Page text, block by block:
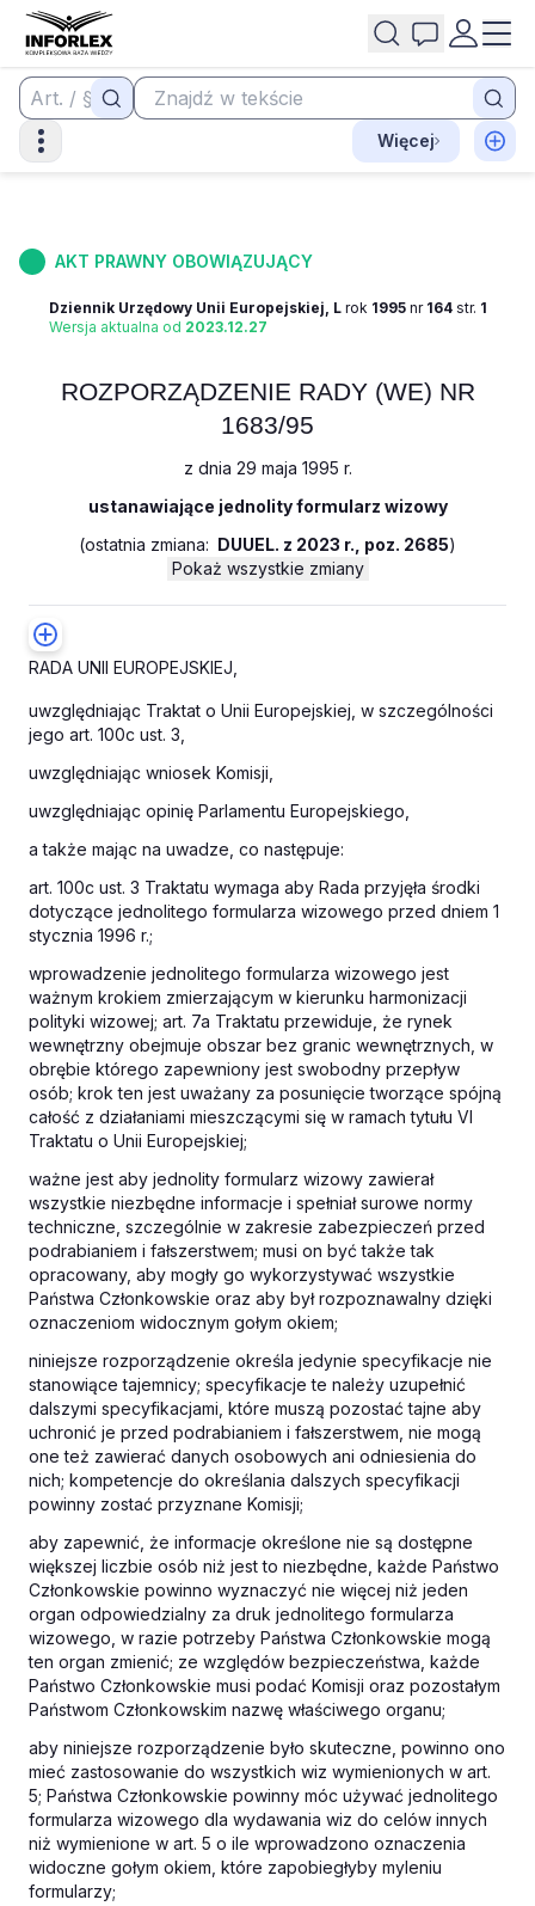
Więcej
AKT PRAWNY OBOWIĄZUJĄCY
Dziennik Urzędowy Unii Europejskiej, Lrok 1995nr 164str. 1
Wersja aktualna od 2023.12.27
ROZPORZĄDZENIE RADY (WE) NR
1683/95
z dnia 29 maja 1995 r.
ustanawiające jednolity formularz wizowy
(ostatnia zmiana: DUUEL. z 2023 r., poz. 2685)
Pokaż wszystkie zmiany
RADA UNII EUROPEJSKIEJ,
uwzględniając Traktat o Unii Europejskiej, w szczególności
jego art. 100c ust. 3,
uwzględniając wniosek Komisji,
uwzględniając opinię Parlamentu Europejskiego,
a także mając na uwadze, co następuje:
art. 100c ust. 3 Traktatu wymaga aby Rada przyjęła środki
dotyczące jednolitego formularza wizowego przed dniem 1
stycznia 1996 r.;
wprowadzenie jednolitego formularza wizowego jest
ważnym krokiem zmierzającym w kierunku harmonizacji
polityki wizowej; art. 7a Traktatu przewiduje, że rynek
wewnętrzny obejmuje obszar bez granic wewnętrznych, w
obrębie którego zapewniony jest swobodny przepływ
osób; krok ten jest uważany za posunięcie tworzące spójną
całość z działaniami mieszczącymi się w ramach tytułu VI
Traktatu o Unii Europejskiej;
ważne jest aby jednolity formularz wizowy zawierał
wszystkie niezbędne informacje i spełniał surowe normy
techniczne, szczególnie w zakresie zabezpieczeń przed
podrabianiem i fałszerstwem; musi on być także tak
opracowany, aby mogły go wykorzystywać wszystkie
Państwa Członkowskie oraz aby był rozpoznawalny dzięki
oznaczeniom widocznym gołym okiem;
niniejsze rozporządzenie określa jedynie specyfikacje nie
stanowiące tajemnicy; specyfikacje te należy uzupełnić
dalszymi specyfikacjami, które muszą pozostać tajne aby
uchronić je przed podrabianiem i fałszerstwem, nie mogą
one też zawierać danych osobowych ani odniesienia do
nich; kompetencje do określania dalszych specyfikacji
powinny zostać przyznane Komisji;
aby zapewnić, że informacje określone nie są dostępne
większej liczbie osób niż jest to niezbędne, każde Państwo
Członkowskie powinno wyznaczyć nie więcej niż jeden
organ odpowiedzialny za druk jednolitego formularza
wizowego, w razie potrzeby Państwa Członkowskie mogą
ten organ zmienić; ze względów bezpieczeństwa, każde
Państwo Członkowskie musi podać Komisji oraz pozostałym
Państwom Członkowskim nazwę właściwego organu;
aby niniejsze rozporządzenie było skuteczne, powinno ono
mieć zastosowanie do wszystkich wiz wymienionych w art.
5; Państwa Członkowskie powinny móc używać jednolitego
formularza wizowego dla wydawania wiz do celów innych
niż wymienione w art. 5 o ile wprowadzono oznaczenia
widoczne gołym okiem, które zapobiegłyby myleniu
formularzy;